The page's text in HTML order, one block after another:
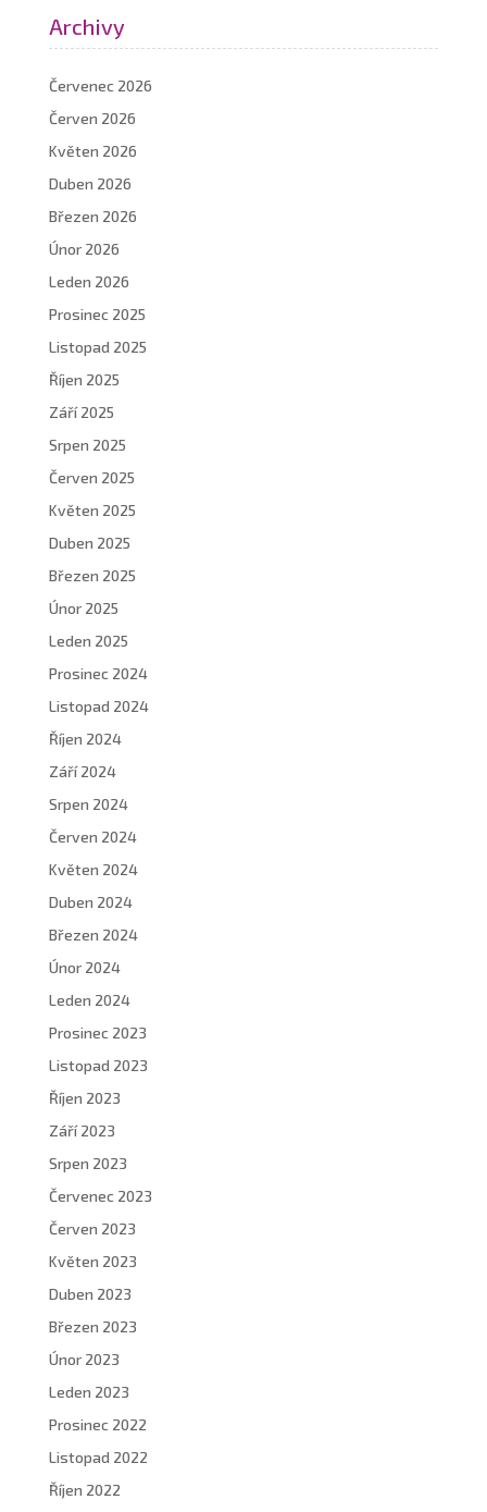
Archivy
Červenec 2026
Červen 2026
Květen 2026
Duben 2026
Březen 2026
Únor 2026
Leden 2026
Prosinec 2025
Listopad 2025
Říjen 2025
Září 2025
Srpen 2025
Červen 2025
Květen 2025
Duben 2025
Březen 2025
Únor 2025
Leden 2025
Prosinec 2024
Listopad 2024
Říjen 2024
Září 2024
Srpen 2024
Červen 2024
Květen 2024
Duben 2024
Březen 2024
Únor 2024
Leden 2024
Prosinec 2023
Listopad 2023
Říjen 2023
Září 2023
Srpen 2023
Červenec 2023
Červen 2023
Květen 2023
Duben 2023
Březen 2023
Únor 2023
Leden 2023
Prosinec 2022
Listopad 2022
Říjen 2022